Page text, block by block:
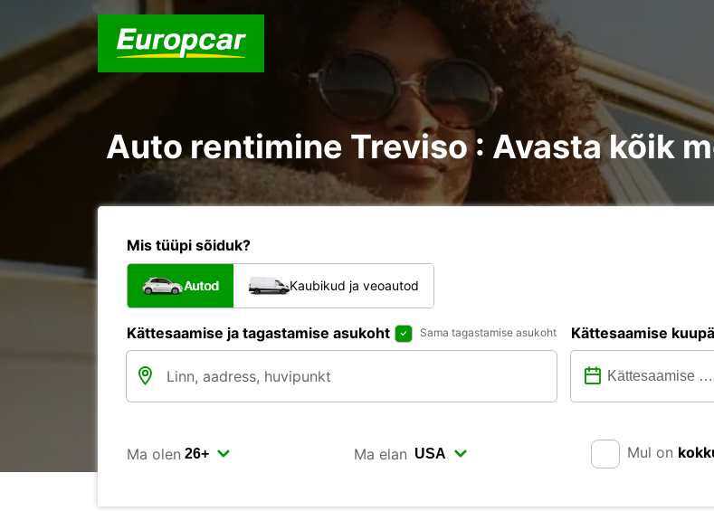
Auto rentimine Treviso : Avasta kõik
Mis tüüpi sõiduk?
Autod Kaubikud ja veoautod
Kättesaamise ja tagastamise asukoht Sama tagastamise asukoht Kättesaamise
Ma olen Ma elan Mul on